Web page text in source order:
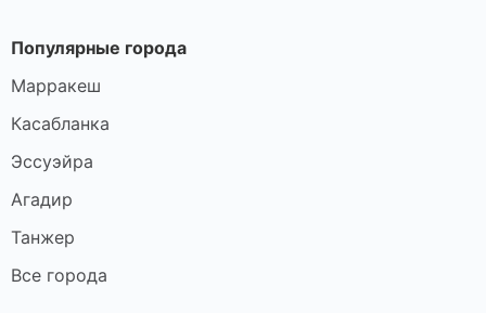
Популярные города
Марракеш
Касабланка
Эссуэйра
Агадир
Танжер
Все города